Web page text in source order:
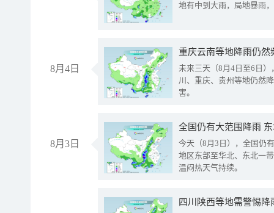
地有中到大雨，局地暴雨
8月4日
重庆云南等地降雨仍然
未来三天（8月4日至6日
川、重庆、贵州等地仍然
害。
8月3日
全国仍有大范围降雨
今天（8月3日），全国仍
地区东部至华北、东北一
温闷热天气持续。